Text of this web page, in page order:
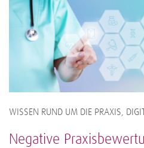
WISSEN RUND UM DIE PRAXIS,
Negative